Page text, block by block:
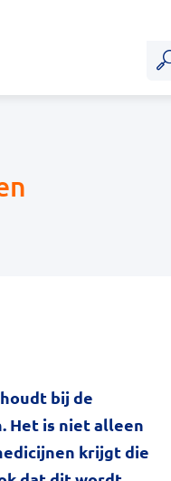
bij de
Het is niet alleen
krijgt die